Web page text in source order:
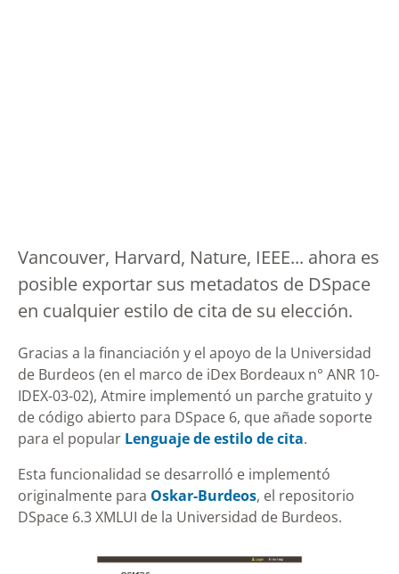
Vancouver, Harvard, Nature, IEEE... ahora es
posible exportar sus metadatos de DSpace
en cualquier estilo de cita de su elección.
Gracias a la financiación y el apoyo de la Universidad
de Burdeos (en el marco de iDex Bordeaux n° ANR 10-
IDEX-03-02), Atmire implementó un parche gratuito y
de código abierto para DSpace 6, que añade soporte
para el popular Lenguaje de estilo de cita.
Esta funcionalidad se desarrolló e implementó
originalmente para Oskar-Burdeos, el repositorio
DSpace 6.3 XMLUI de la Universidad de Burdeos.